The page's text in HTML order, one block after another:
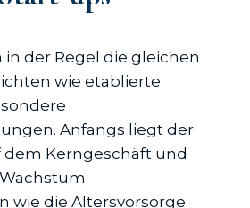
in der Regel die gleichen
wie etablierte
Anfangs liegt der
dem Kerngeschäft und
wie die Altersvorsorge